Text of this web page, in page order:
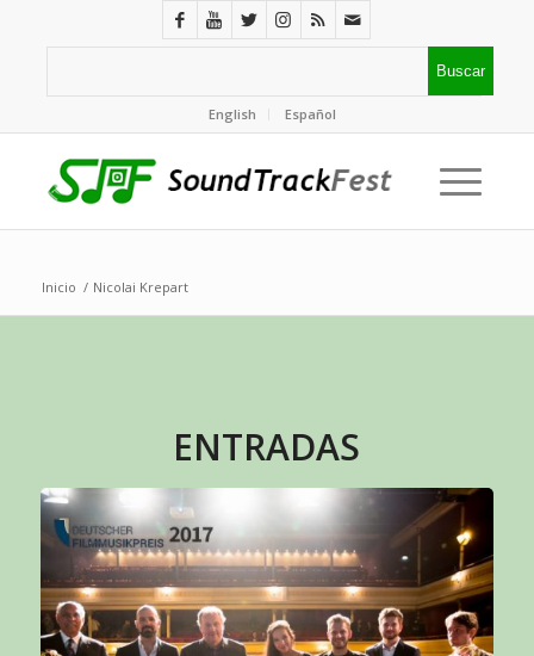
English Español
Inicio / Nicolai Krepart
ENTRADAS